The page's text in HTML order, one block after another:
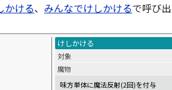
かける、 みんなでけしかけるで呼び
けしかける
対象
魔物
味方単体に魔法反射(2回)を付与